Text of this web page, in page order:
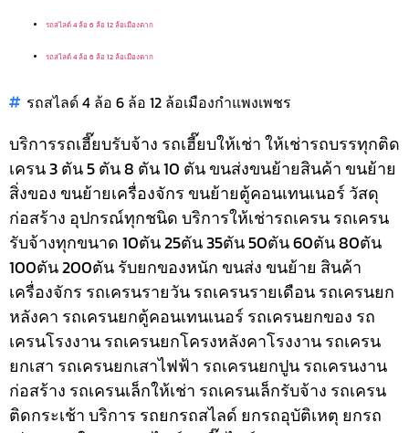
รถสไลด์ 4 ล้อ 6 ล้อ 12 ล้อเมืองตาก
รถสไลด์ 4 ล้อ 6 ล้อ 12 ล้อเมืองตาก
รถสไลด์ 4 ล้อ 6 ล้อ 12 ล้อเมืองกำแพงเพชร
บริการรถเฮี๊ยบรับจ้าง รถเฮี๊ยบให้เช่า ให้เช่ารถบรรทุกติด
เครน 3 ตัน 5 ตัน 8 ตัน 10 ตัน ขนส่งขนย้ายสินค้า ขนย้าย
สิ่งของ ขนย้ายเครื่องจักร ขนย้ายตู้คอนเทนเนอร์ วัสดุ
ก่อสร้าง อุปกรณ์ทุกชนิดบริการให้เช่ารถเครน รถเครน
รับจ้างทุกขนาด 10ตัน 25ตัน 35ตัน 50ตัน 60ตัน 80ตัน
100ตัน 200ตัน รับยกของหนัก ขนส่ง ขนย้าย สินค้า
เครื่องจักร รถเครนรายวัน รถเครนรายเดือน รถเครนยก
หลังคา รถเครนยกตู้คอนเทนเนอร์ รถเครนยกของ รถ
เครนโรงงาน รถเครนยกโครงหลังคาโรงงาน รถเครน
ยกเสา รถเครนยกเสาไฟฟ้า รถเครนยกปูน รถเครนงาน
ก่อสร้าง รถเครนเล็กให้เช่า รถเครนเล็กรับจ้าง รถเครน
ติดกระเช้าบริการ รถยกรถสไลด์ ยกรถอุบัติเหตุ ยกรถ